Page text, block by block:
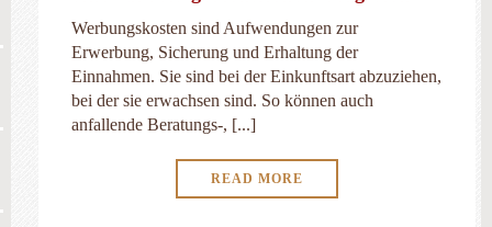
Werbungskosten sind Aufwendungen zur
Erwerbung, Sicherung und Erhaltung der
Einnahmen. Sie sind bei der Einkunftsart abzuziehen,
bei der sie erwachsen sind. So können auch
anfallende Beratungs-, [...]
READ MORE